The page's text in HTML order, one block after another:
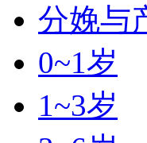
分娩与
0~1岁
1~3岁